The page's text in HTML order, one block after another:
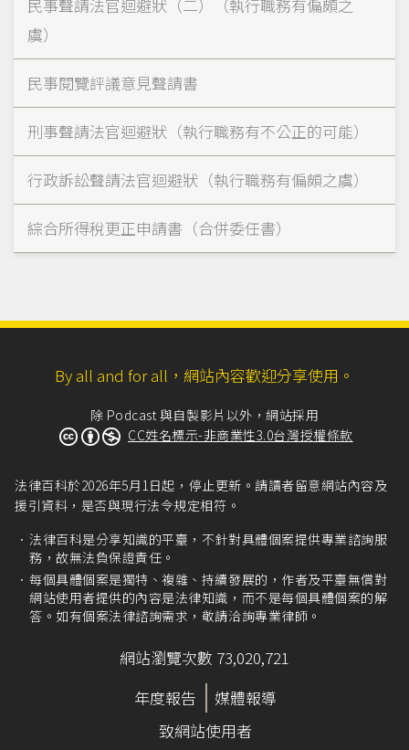
民事聲請法官迴避狀（二）（執行職務有偏頗之
虞）
民事閱覽評議意見聲請書
刑事聲請法官迴避狀（執行職務有不公正的可能）
行政訴訟聲請法官迴避狀（執行職務有偏頗之虞）
綜合所得稅更正申請書（合併委任書）
By all and for all，網站內容歡迎分享使用。
除 Podcast 與自製影片以外，網站採用
CC姓名標示-非商業性3.0台灣授權條款
法律百科於2026年5月1日起，停止更新。請讀者留意網站內容及
援引資料，是否與現行法令規定相符。
法律百科是分享知識的平臺，不針對具體個案提供專業諮詢服
務，故無法負保證責任。
每個具體個案是獨特、複雜、持續發展的，作者及平臺無償對
網站使用者提供的內容是法律知識，而不是每個具體個案的解
答。如有個案法律諮詢需求，敬請洽詢專業律師。
網站瀏覽次數 73,020,721
年度報告
媒體報導
致網站使用者